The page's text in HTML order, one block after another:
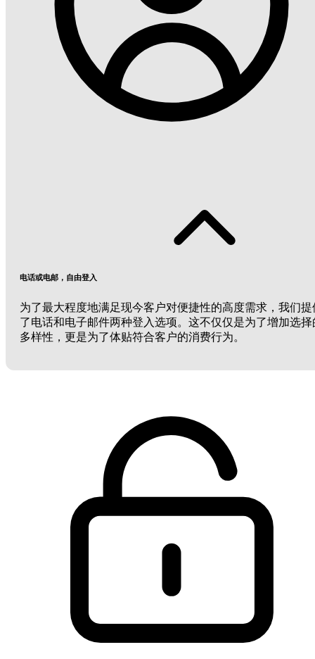
电话或电邮，自由登入
为了最大程度地满足现今客户对便捷性的高度需求，我们提
了电话和电子邮件两种登入选项。这不仅仅是为了增加选择
多样性，更是为了体贴符合客户的消费行为。